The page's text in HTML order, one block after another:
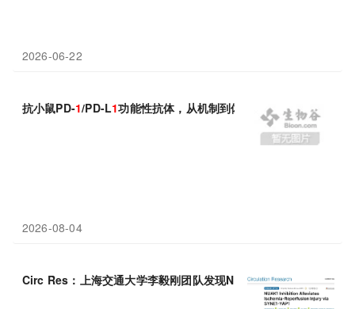
2026-06-22
抗小鼠PD-1/PD-L1功能性抗体，从机制到体内实验设计
2026-08-04
Circ Res：上海交通大学李毅刚团队发现NUAK1-SYNE -YAP1